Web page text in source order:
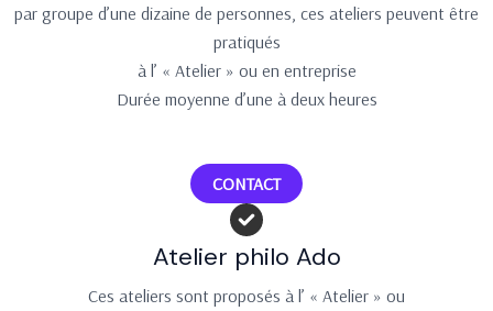
par groupe d’une dizaine de personnes, ces ateliers peuvent être
pratiqués
à l’ « Atelier » ou en entreprise
Durée moyenne d’une à deux heures
CONTACT
Atelier philo Ado
Ces ateliers sont proposés à l’ « Atelier » ou